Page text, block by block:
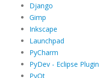
Django
Gimp
Inkscape
Launchpad
PyCharm
PyDev - Eclipse Plugin
PyQt